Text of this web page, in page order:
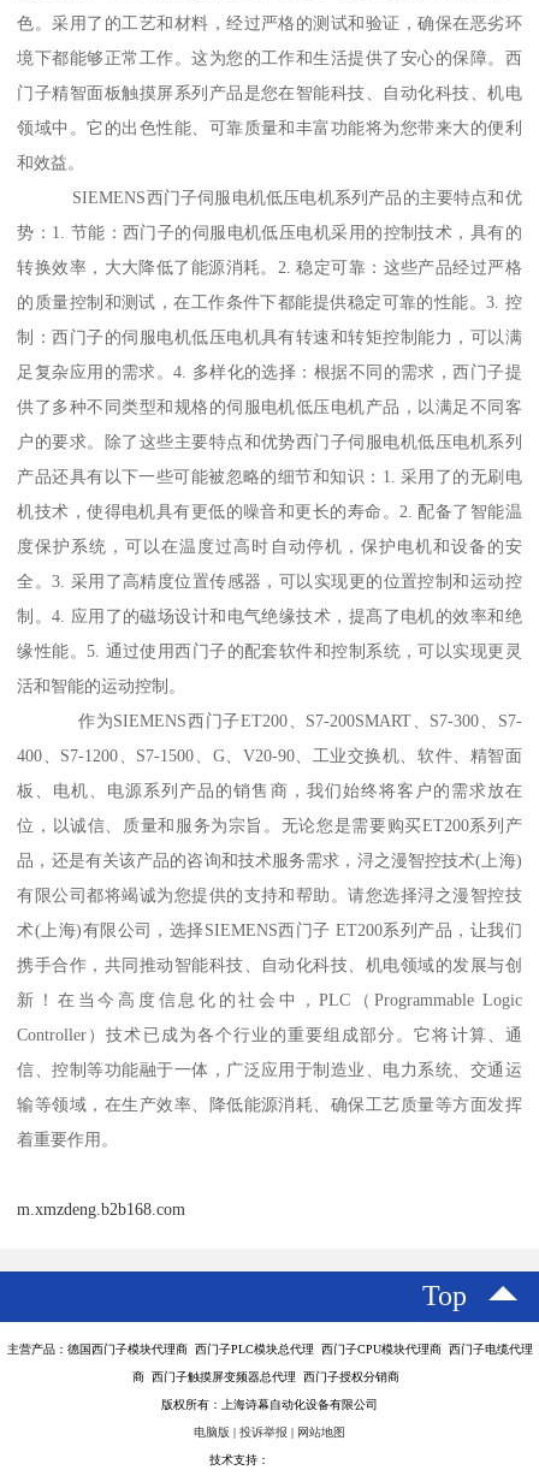
色。采用了的工艺和材料，经过严格的测试和验证，确保在恶劣环
境下都能够正常工作。这为您的工作和生活提供了安心的保障。西
门子精智面板触摸屏系列产品是您在智能科技、自动化科技、机电
领域中。它的出色性能、可靠质量和丰富功能将为您带来大的便利
和效益。
SIEMENS西门子伺服电机低压电机系列产品的主要特点和优
势：1. 节能：西门子的伺服电机低压电机采用的控制技术，具有的
转换效率，大大降低了能源消耗。2. 稳定可靠：这些产品经过严格
的质量控制和测试，在工作条件下都能提供稳定可靠的性能。3. 控
制：西门子的伺服电机低压电机具有转速和转矩控制能力，可以满
足复杂应用的需求。4. 多样化的选择：根据不同的需求，西门子提
供了多种不同类型和规格的伺服电机低压电机产品，以满足不同客
户的要求。除了这些主要特点和优势西门子伺服电机低压电机系列
产品还具有以下一些可能被忽略的细节和知识：1. 采用了的无刷电
机技术，使得电机具有更低的噪音和更长的寿命。2. 配备了智能温
度保护系统，可以在温度过高时自动停机，保护电机和设备的安
全。3. 采用了高精度位置传感器，可以实现更的位置控制和运动控
制。4. 应用了的磁场设计和电气绝缘技术，提髙了电机的效率和绝
缘性能。5. 通过使用西门子的配套软件和控制系统，可以实现更灵
活和智能的运动控制。
作为SIEMENS西门子ET200、S7-200SMART、S7-300、S7-
400、S7-1200、S7-1500、G、V20-90、工业交换机、软件、精智面
板、电机、电源系列产品的销售商，我们始终将客户的需求放在
位，以诚信、质量和服务为宗旨。无论您是需要购买ET200系列产
品，还是有关该产品的咨询和技术服务需求，浔之漫智控技术(上海)
有限公司都将竭诚为您提供的支持和帮助。请您选择浔之漫智控技
术(上海)有限公司，选择SIEMENS西门子 ET200系列产品，让我们
携手合作，共同推动智能科技、自动化科技、机电领域的发展与创
新！在当今高度信息化的社会中，PLC（Programmable Logic
Controller）技术已成为各个行业的重要组成部分。它将计算、通
信、控制等功能融于一体，广泛应用于制造业、电力系统、交通运
输等领域，在生产效率、降低能源消耗、确保工艺质量等方面发挥
着重要作用。
m.xmzdeng.b2b168.com
Top
主营产品：德国西门子模块代理商 西门子PLC模块总代理 西门子CPU模块代理商 西门子电缆代理
商 西门子触摸屏变频器总代理 西门子授权分销商
版权所有：上海诗幕自动化设备有限公司
电脑版 | 投诉举报 | 网站地图
技术支持：